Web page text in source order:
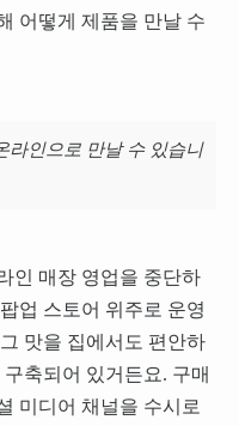
어떻게 제품을 만날 수
라인으로 만날 수 있습니
인 매장 영업을 중단하
업 스토어 위주로 운영
맛을 집에서도 편안하
축되어 있거든요. 구매
미디어 채널을 수시로